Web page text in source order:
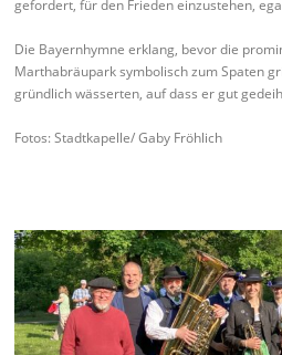
gefordert, für den Frieden einzustehen,
Die Bayernhymne erklang, bevor die
Marthabräupark symbolisch zum Spaten
gründlich wässerten, auf dass er gut
Fotos: Stadtkapelle/ Gaby Fröhlich